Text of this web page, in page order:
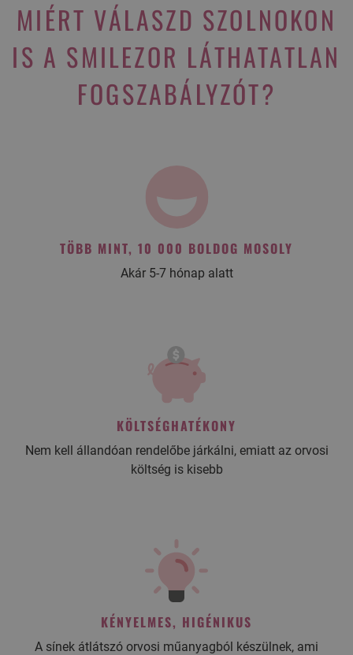
MIÉRT VÁLASZD SZOLNOKON
IS A SMILEZOR LÁTHATATLAN
FOGSZABÁLYZÓT?
TÖBB MINT, 10 000 BOLDOG MOSOLY
Akár 5-7 hónap alatt
KÖLTSÉGHATÉKONY
Nem kell állandóan rendelőbe járkálni, emiatt az orvosi
költség is kisebb
KÉNYELMES, HIGÉNIKUS
A sínek átlátszó orvosi műanyagból készülnek, ami